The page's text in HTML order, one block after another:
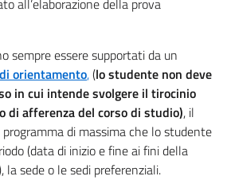
all’elaborazione della prova
sempre essere supportati da un
orientamento,(lo studente non deve
in cui intende svolgere il tirocinio
di afferenza del corso di studio), il
di massima che lo studente
(data di inizio e fine ai fini della
la sede o le sedi preferenziali.